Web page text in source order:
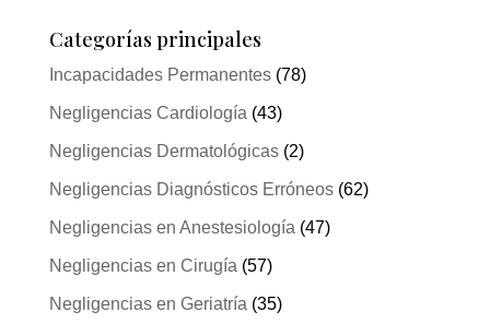
Categorías principales
Incapacidades Permanentes(78)
Negligencias Cardiología (43)
Negligencias Dermatológicas(2)
Negligencias Diagnósticos Erróneos(62)
Negligencias en Anestesiología (47)
Negligencias en Cirugía (57)
Negligencias en Geriatría (35)